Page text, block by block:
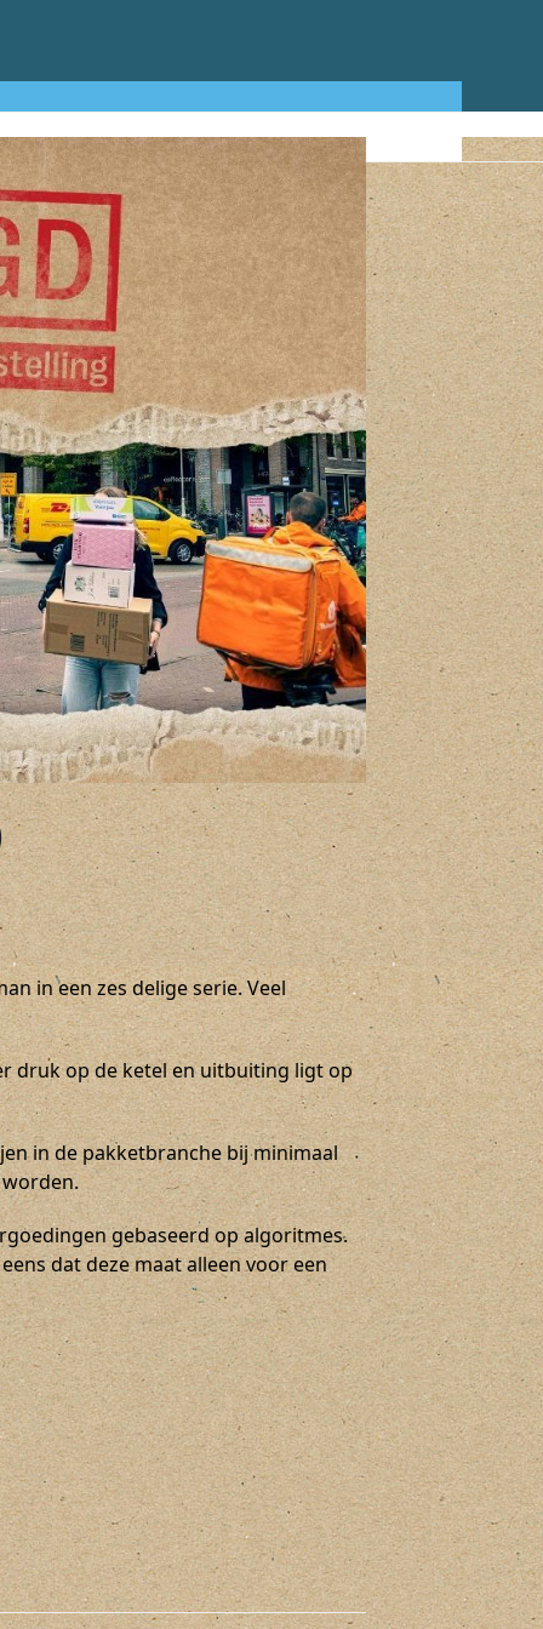
in een zes delige serie. Veel
druk op de ketel en uitbuiting ligt op
in de pakketbranche bij minimaal
gebaseerd op algoritmes.
dat deze maat alleen voor een